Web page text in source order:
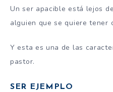
Un ser apacible está lejos
alguien que se quiere tener
Y esta es una de las
pastor.
SER EJEMPLO